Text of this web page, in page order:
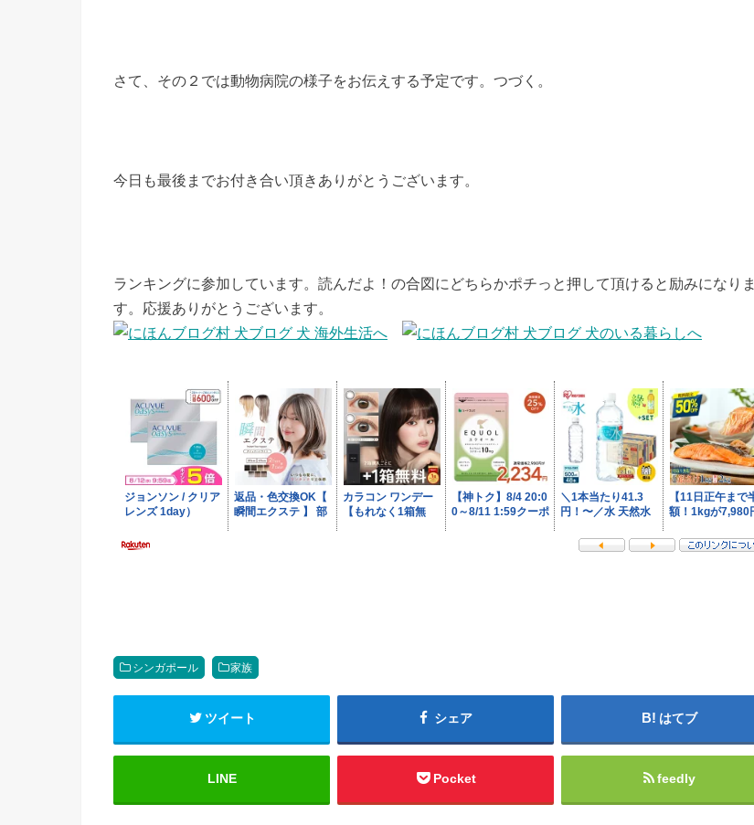
さて、その２では動物病院の様子をお伝えする予定です。つづく。
今日も最後までお付き合い頂きありがとうございます。
ランキングに参加しています。読んだよ！の合図にどちらかポチっと押して頂けると励みになりま
す。応援ありがとうございます。
シンガポール 家族
ツイート シェア はてブ
LINE Pocket feedly